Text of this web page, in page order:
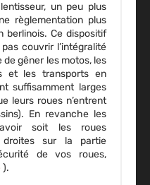
un peu plus
règlementation plus
berlinois. Ce dispositif
couvrir l’intégralité
gêner les motos, les
et les transports en
suffisamment larges
leurs roues n’entrent
En revanche les
soit les roues
sur la partie
de vos roues,
).